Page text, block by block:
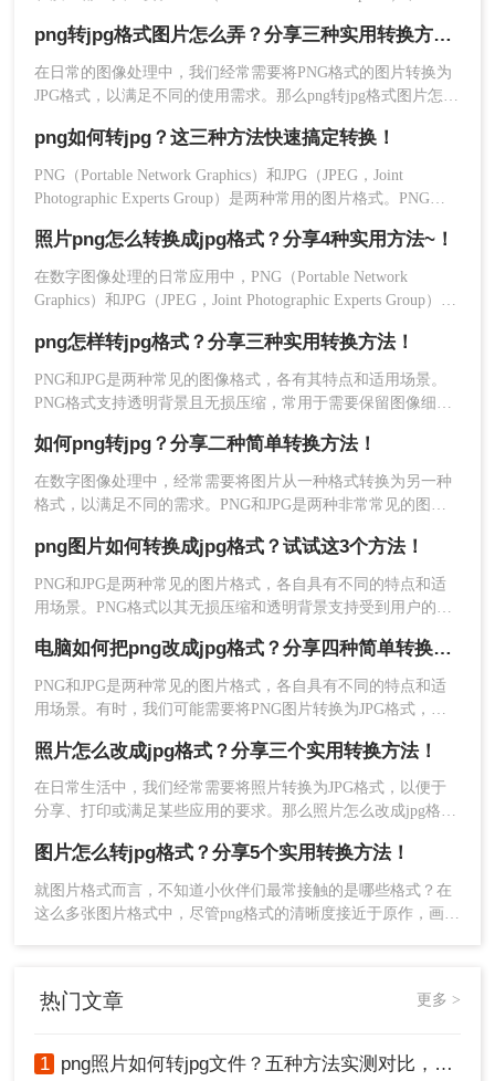
2、在弹出的WEB格式转换框里面，选择
【JPEG】-【低】，然后点【确定】，选择保存路
径输出即可。
三、使用操作系统自带的功能
一些操作系统也提供了基本的图片格式转换功能，
的转换需求来说已经足够。
1、Windows：在Windows 10及更高版本中，你可
以使用“照片”应用来打开PNG图片，并通过“另存
为”功能将其保存为JPG格式。
2、macOS：macOS的“预览”应用支持多种图片格
后，通过“文件”菜单选择“导出为”，然后在弹出的对
话框中选择JPG格式并保存。
在进行PNG转JPG转换时，请注意JPG是一种
有损压缩格式，这意味着转换过程中可能会丢
保你接受这种损失。
格式，但它们各自具有不同的特点和适用场景。PNG以其无损
压缩、支持透明度和广泛的颜色支持而闻名，而JPG则以其较
高的压缩比和广泛的兼容性在网页和社交媒体上广受欢迎。
png转jpg格式图片怎么弄？分享三种实用转换方法！
在日常的图像处理中，我们经常需要将PNG格式的图片转换为
JPG格式，以满足不同的使用需求。那么png转jpg格式图片怎么
png如何转jpg？这三种方法快速搞定转换！
PNG（Portable Network Graphics）和JPG（JPEG，Joint
Photographic Experts Group）是两种常用的图片格式。PNG以
其优秀的压缩率和广泛的应用范围而流行。然而，在某些情况
下，我们可能需要将PNG图片转换为JPG格式。那么png如何转
jpg呢？以下将介绍三种实用的PNG转JPG的方法。
照片png怎么转换成jpg格式？分享4种实用方法~！
在数字图像处理的日常应用中，PNG（Portable Network
Graphics）和JPG（JPEG，Joint Photographic Experts Group）是
和丰富的色彩深度而著称，适用于需要高质量图像的场景。然
而，JPG格式以其高效的压缩率和较小的文件体积
png怎样转jpg格式？分享三种实用转换方法！
PNG和JPG是两种常见的图像格式，各有其特点和适用场景。
PNG格式支持透明背景且无损压缩，常用于需要保留图像细节
享，因为它采用了有损压缩技术，可以在一定程度上减小文件
体积，同时保持较好的图像质量。那么png怎样转jpg格式呢？
本文将介绍三种将PNG转换为JPG格式的方法。
如何png转jpg？分享二种简单转换方法！
在数字图像处理中，经常需要将图片从一种格式转换为另一种
格式，以满足不同的需求。PNG和JPG是两种非常常见的图片
而JPG格式则是有损压缩，但文件大小通常更小，更适合网页
和社交媒体分享。本文将详细介绍如何png转jpg。
png图片如何转换成jpg格式？试试这3个方法！
PNG和JPG是两种常见的图片格式，各自具有不同的特点和适
用场景。PNG格式以其无损压缩和透明背景支持受到用户的青
储和传输。有时，我们可能需要将PNG图片转换成JPG格式，
以满足特定的需求或优化存储空间。那么png图片如何转换成
jpg格式呢？下面将介绍三种实用的方法，帮助你轻松完成PNG
到JPG的转换。
电脑如何把png改成jpg格式？分享四种简单转换方法！
​PNG和JPG是两种常见的图片格式，各自具有不同的特点和适
用场景。有时，我们可能需要将PNG图片转换为JPG格式，以
下面将介绍四种在电脑上将PNG改为JPG格式的方法，帮助您
轻松完成格式转换。
照片怎么改成jpg格式？分享三个实用转换方法！
在日常生活中，我们经常需要将照片转换为JPG格式，以便于
分享、打印或满足某些应用的要求。那么照片怎么改成jpg格式
都有其特点和适用场景，您可以根据自己的需求选择最合适的
方式。
图片怎么转jpg格式？分享5个实用转换方法！
就图片格式而言，不知道小伙伴们最常接触的是哪些格式？在
这么多张图片格式中，尽管png格式的清晰度接近于原作，画质
热门文章 更多 >
1 png照片如何转jpg文件？五种方法实测对比，附各场景最优选!！